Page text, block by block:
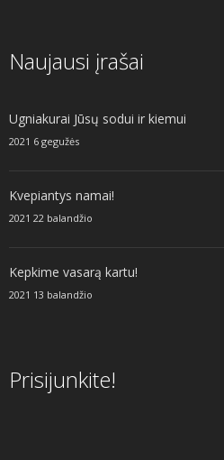
Naujausi įrašai
Ugniakurai Jūsų sodui ir kiemui
2021 6 gegužės
Kvepiantys namai!
2021 22 balandžio
Kepkime vasarą kartu!
2021 13 balandžio
Prisijunkite!